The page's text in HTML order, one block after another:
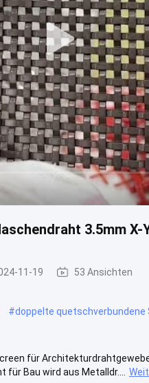
3.5mm X-
11-19 53 Ansichten
#doppelte
für
Bau wird aus Metalldr....